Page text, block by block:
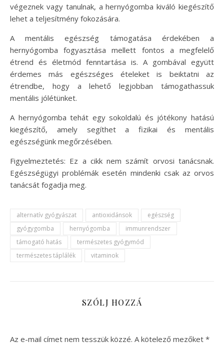
végeznek vagy tanulnak, a hernyógomba kiváló kiegészítő
lehet a teljesítmény fokozására.
A mentális egészség támogatása érdekében a
hernyógomba fogyasztása mellett fontos a megfelelő
étrend és életmód fenntartása is. A gombával együtt
érdemes más egészséges ételeket is beiktatni az
étrendbe, hogy a lehető legjobban támogathassuk
mentális jólétünket.
A hernyógomba tehát egy sokoldalú és jótékony hatású
kiegészítő, amely segíthet a fizikai és mentális
egészségünk megőrzésében.
Figyelmeztetés: Ez a cikk nem számít orvosi tanácsnak.
Egészségügyi problémák esetén mindenki csak az orvos
tanácsát fogadja meg.
alternatív gyógyászat antioxidánsok
egészség
gyógygomba
hernyógomba
immunrendszer
támogató hatás
természetes gyógymód
természetes táplálék
vitaminok
SZÓLJ HOZZÁ
Az e-mail címet nem tesszük közzé. A kötelező mezőket *